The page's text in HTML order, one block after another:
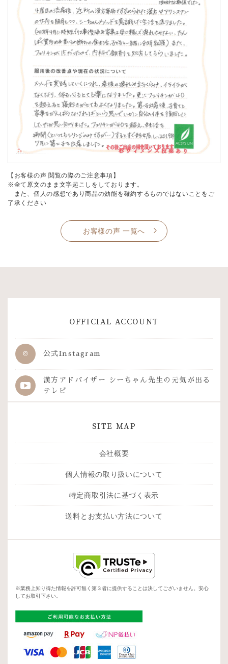
【お客様の声 閲覧の際のご注意事項】
※全て原文のまま文字起こしをしております。
また、個人の感想であり商品の効能を確約するものではないことをご
了承ください
お客様の声 一覧へ
OFFICIAL ACCOUNT
公式Instagram
漢方アドバイザー シーちゃん先生の 元気が出る
テレビ
SITE MAP
会社概要
個人情報の取り扱いについて
特定商取引法に基づく表示
送料とお支払い方法について
※業務上知り得た情報を許可無く第３者に提供することは決してございません。安心
してお取引下さい。